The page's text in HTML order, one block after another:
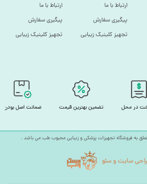
ارتباط با ما
پیگیری سفارش
تجهیز کلینیک زیبایی
ارتباط با ما
پیگیری سفارش
تجهیز کلینیک زیبایی
در محل تضمین بهترین قیمت ضمانت اصل بودن
به فروشگاه تجهیزات پزشکی و زیبایی محبوب طب می باشد .
سایت و سئو